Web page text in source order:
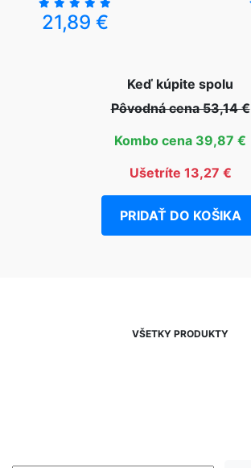
21,89 €
Keď kúpite spolu
Pôvodná cena 53,14 €
Kombo cena 39,87 €
Ušetríte 13,27 €
PRIDAŤ DO KOŠIKA
VŠETKY PRODUKTY